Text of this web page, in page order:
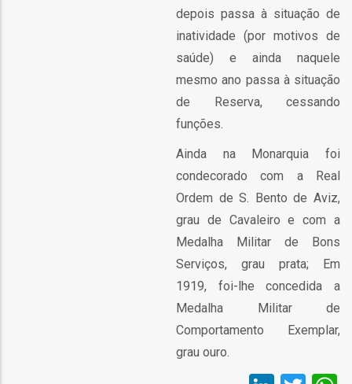
depois passa à situação de
inatividade (por motivos de
saúde) e ainda naquele
mesmo ano passa à situação
de Reserva, cessando
funções.
Ainda na Monarquia foi
condecorado com a Real
Ordem de S. Bento de Aviz,
grau de Cavaleiro e com a
Medalha Militar de Bons
Serviços, grau prata; Em
1919, foi-lhe concedida a
Medalha Militar de
Comportamento Exemplar,
grau ouro.